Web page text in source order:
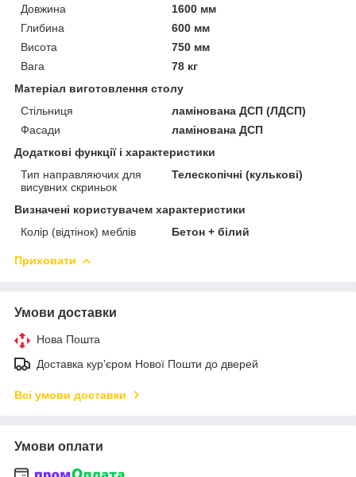
Довжина
1600 мм
Глибина
600 мм
Висота
750 мм
Вага
78 кг
Матеріал виготовлення столу
Стільниця
ламінована ДСП (ЛДСП)
Фасади
ламінована ДСП
Додаткові функції і характеристики
Тип направляючих для
висувних скриньок
Телескопічні (кулькові)
Визначені користувачем характеристики
Колір (відтінок) меблів
Бетон + білий
Приховати
Умови доставки
Нова Пошта
Доставка кур’єром Нової Пошти до дверей
Всі умови доставки
Умови оплати